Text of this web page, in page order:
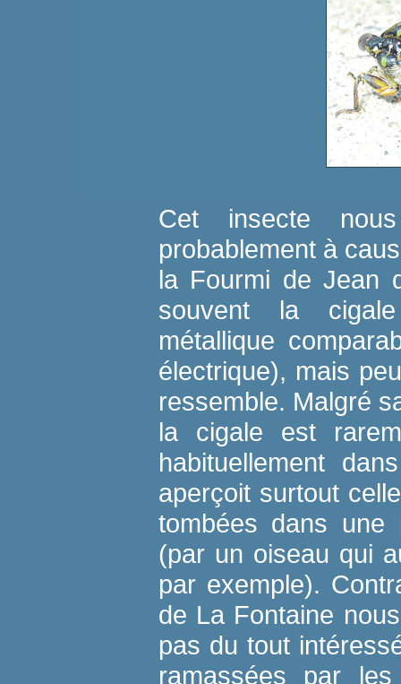
Cet insecte
probablement à
la Fourmi de Jean
souvent la
métallique
électrique), mais
ressemble. Malgré
la cigale est
habituellement
aperçoit surtout
tombées dans une
(par un oiseau qui
par exemple).
de La Fontaine
pas du tout
ramassées par